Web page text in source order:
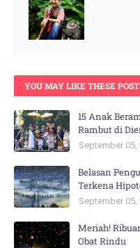
YOU MAY LIKE THESE
15 Anak
Rambut di
September 05,
Belasan
Terkena
September 05,
Meriah!
Obat Rindu